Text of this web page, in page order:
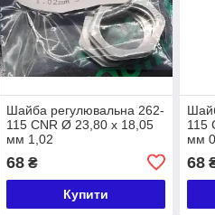
Шайба регулювальна 262-
115 CNR Ø 23,80 x 18,05
мм 1,02
68₴
Купити
115
мм
68